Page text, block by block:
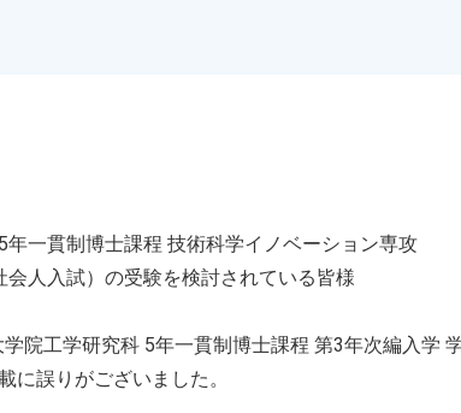
年一貫制博士課程 技術科学イノベーション専攻
会人入試）の受験を検討されている皆様
院工学研究科 5年一貫制博士課程 第3年次編入学
に誤りがございました。